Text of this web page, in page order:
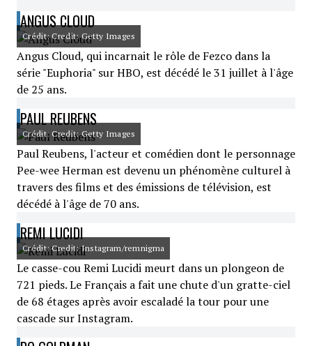
ANGUS CLOUD
Crédit: Credit: Getty Images
Angus Cloud, qui incarnait le rôle de Fezco dans la
série "Euphoria" sur HBO, est décédé le 31 juillet à l'âge
de 25 ans.
PAUL REUBENS
Crédit: Credit: Getty Images
Paul Reubens, l'acteur et comédien dont le personnage
Pee-wee Herman est devenu un phénomène culturel à
travers des films et des émissions de télévision, est
décédé à l'âge de 70 ans.
REMI LUCIDI
Crédit: Credit: Instagram/remnigma
Le casse-cou Remi Lucidi meurt dans un plongeon de
721 pieds. Le Français a fait une chute d'un gratte-ciel
de 68 étages après avoir escaladé la tour pour une
cascade sur Instagram.